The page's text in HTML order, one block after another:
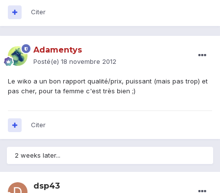
Citer
Adamentys
Posté(e) 18 novembre 2012
Le wiko a un bon rapport qualité/prix, puissant (mais pas trop) et
pas cher, pour ta femme c'est très bien ;)
Citer
2 weeks later...
dsp43